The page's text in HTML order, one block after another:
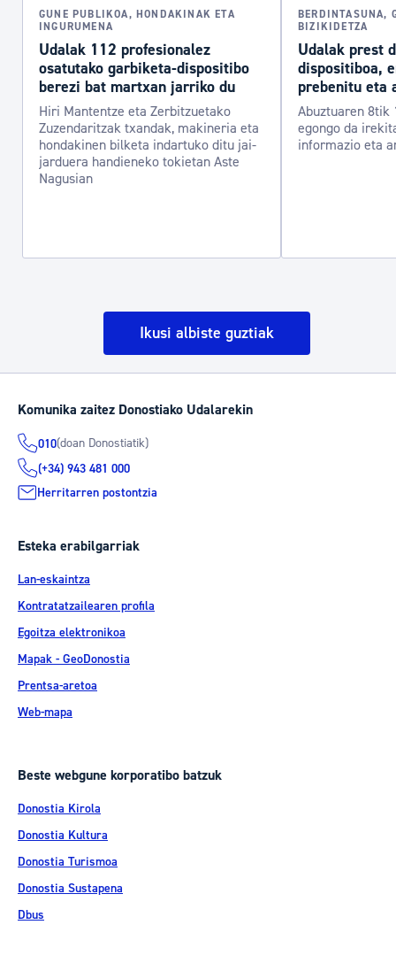
GUNE PUBLIKOA, HONDAKINAK ETA
INGURUMENA
Udalak 112 profesionalez
osatutako garbiketa-dispositibo
berezi bat martxan jarriko du
Hiri Mantentze eta Zerbitzuetako
Zuzendaritzak txandak, makineria eta
hondakinen bilketa indartuko ditu jai-
jarduera handieneko tokietan Aste
Nagusian
BERDINTASUNA,
BIZIKIDETZA
Udalak prest
dispositiboa,
prebenitu eta
Abuztuaren 8tik
egongo da
informazio eta
Ikusi albiste guztiak
Komunika zaitez Donostiako Udalarekin
010(doan Donostiatik)
(+34) 943 481 000
Herritarren postontzia
Esteka erabilgarriak
Lan-eskaintza
Kontratatzailearen profila
Egoitza elektronikoa
Mapak - GeoDonostia
Prentsa-aretoa
Web-mapa
Beste webgune korporatibo batzuk
Donostia Kirola
Donostia Kultura
Donostia Turismoa
Donostia Sustapena
Dbus